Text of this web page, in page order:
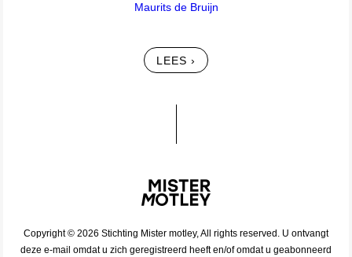
Maurits de Bruijn
LEES ›
Copyright © 2026 Stichting Mister motley, All rights reserved. U ontvangt
deze e-mail omdat u zich geregistreerd heeft en/of omdat u geabonneerd